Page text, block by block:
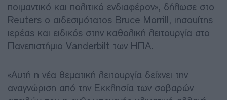
ποιμαντικό και πολιτικό ενδιαφέρον», δήλωσε στο
Reuters ο αιδεσιμότατος Bruce Morrill, ιησουίτης
ιερέας και ειδικός στην καθολική λειτουργία στο
Πανεπιστήμιο Vanderbilt των ΗΠΑ.
«Αυτή η νέα θεματική λειτουργία δείχνει την
αναγνώριση από την Εκκλησία των σοβαρών